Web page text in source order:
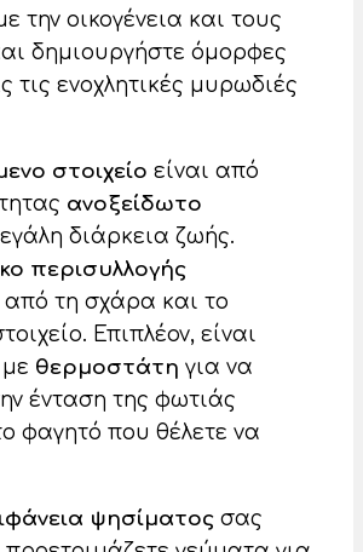
την οικογένεια και τους
δημιουργήστε όμορφες
τις ενοχλητικές μυρωδιές
στοιχείο είναι από
ανοξείδωτο
διάρκεια ζωής.
περισυλλογής
τη σχάρα και το
Επιπλέον, είναι
θερμοστάτη για να
ένταση της φωτιάς
φαγητό που θέλετε να
ψησίματος σας